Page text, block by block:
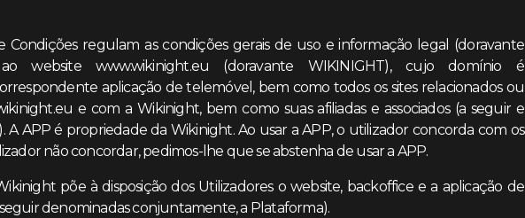
Condições regulam as condições gerais de uso e informação legal (doravante
website www.wikinight.eu (doravante WIKINIGHT), cujo domínio é
aplicação de telemóvel, bem como todos os sites relacionados ou
e com a Wikinight, bem como suas afiliadas e associados (a seguir e
A APP é propriedade da Wikinight. Ao usar a APP, o utilizador concorda com os
não concordar, pedimos-lhe que se abstenha de usar a APP.
põe à disposição dos Utilizadores o website, backoffice e a aplicação de
denominadas conjuntamente, a Plataforma).